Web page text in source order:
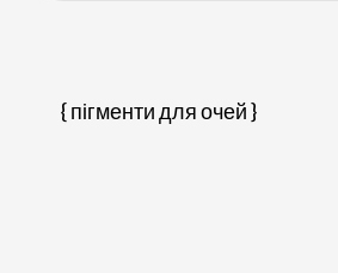
{ пігменти для очей }